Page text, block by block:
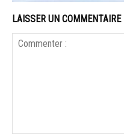
LAISSER UN COMMENTAIRE